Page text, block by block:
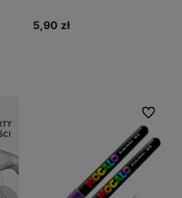
5,90 zł
Do